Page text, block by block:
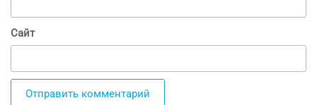
Сайт